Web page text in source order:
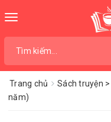
Toggle
Trang chủ Sách truyện
năm)